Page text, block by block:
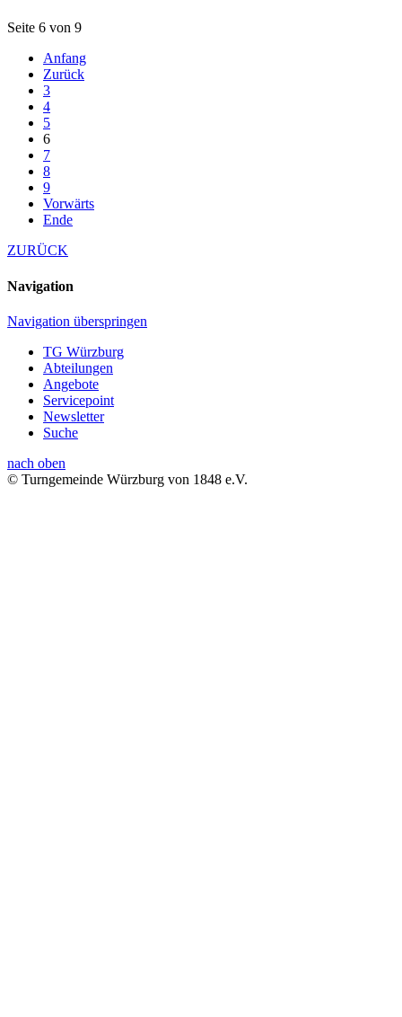
Seite 6 von 9
Anfang
Zurück
3
4
5
6
7
8
9
Vorwärts
Ende
ZURÜCK
Navigation
Navigation überspringen
TG Würzburg
Abteilungen
Angebote
Servicepoint
Newsletter
Suche
nach oben
© Turngemeinde Würzburg von 1848 e.V.